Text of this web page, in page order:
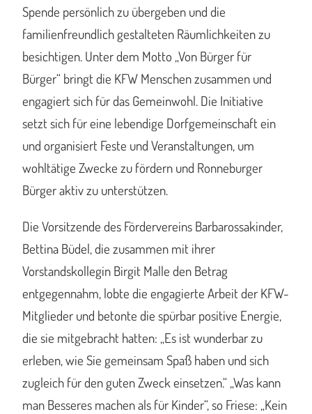
Spende persönlich zu übergeben und die
familienfreundlich gestalteten Räumlichkeiten zu
besichtigen. Unter dem Motto „Von Bürger für
Bürger“ bringt die KFW Menschen zusammen und
engagiert sich für das Gemeinwohl. Die Initiative
setzt sich für eine lebendige Dorfgemeinschaft ein
und organisiert Feste und Veranstaltungen, um
wohltätige Zwecke zu fördern und Ronneburger
Bürger aktiv zu unterstützen.
Die Vorsitzende des Fördervereins Barbarossakinder,
Bettina Büdel, die zusammen mit ihrer
Vorstandskollegin Birgit Malle den Betrag
entgegennahm, lobte die engagierte Arbeit der KFW-
Mitglieder und betonte die spürbar positive Energie,
die sie mitgebracht hatten: „Es ist wunderbar zu
erleben, wie Sie gemeinsam Spaß haben und sich
zugleich für den guten Zweck einsetzen.“ „Was kann
man Besseres machen als für Kinder“, so Friese: „Kein